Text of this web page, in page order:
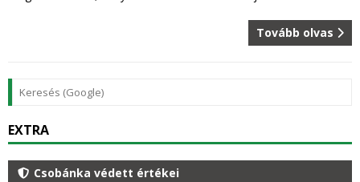
Tovább olvas
EXTRA
Csobánka védett értékei